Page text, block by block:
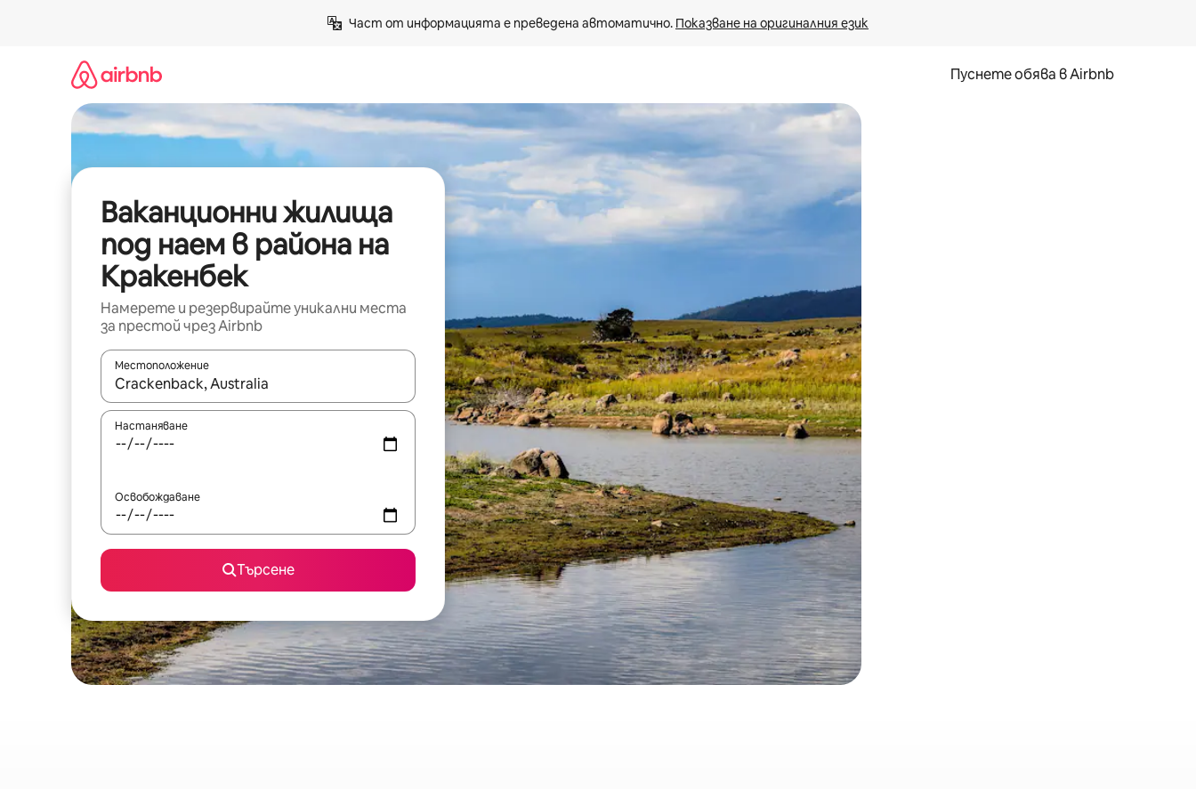
Част от информацията е преведена автоматично. Показване на оригиналния език
Пуснете обява в Airbnb
Ваканционни жилища
под наем в района на
Кракенбек
Намерете и резервирайте уникални места
за престой чрез Airbnb
Местоположение
Когато резултатите се покажат, използвайте клавишите със стрелки нагоре и надолу или навигирайте с докосване или плъзгане.
Настаняване
Освобождаване
Търсене